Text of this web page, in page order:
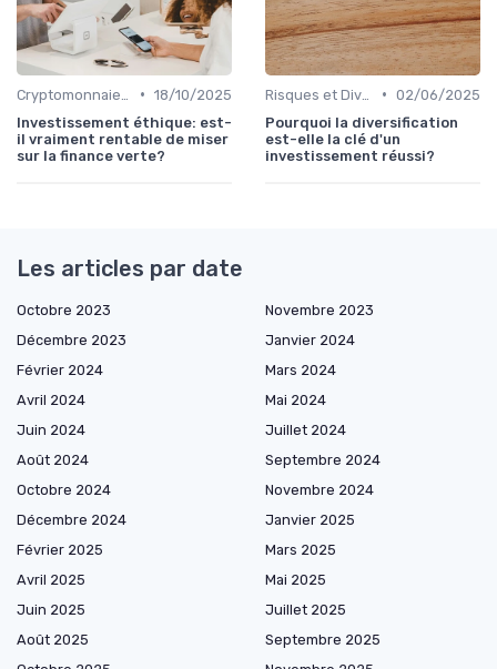
• 18/10/2025
Investissement éthique: est-
il vraiment rentable de miser
sur la finance verte?
• 02/06/2025
Pourquoi la diversification
est-elle la clé d'un
investissement réussi?
Les articles par date
Octobre 2023
Novembre 2023
Décembre 2023
Janvier 2024
Février 2024
Mars 2024
Avril 2024
Mai 2024
Juin 2024
Juillet 2024
Août 2024
Septembre 2024
Octobre 2024
Novembre 2024
Décembre 2024
Janvier 2025
Février 2025
Mars 2025
Avril 2025
Mai 2025
Juin 2025
Juillet 2025
Août 2025
Septembre 2025